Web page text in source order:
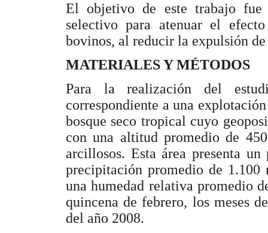
El objetivo de este trabajo fue
selectivo para atenuar el
bovinos, al reducir la expulsión
MATERIALES Y MÉTODOS
Para la realización del
correspondiente a una
bosque seco tropical cuyo
con una altitud promedio de
arcillosos. Esta área presenta
precipitación promedio de 1.100
una humedad relativa promedio
quincena de febrero, los meses
del año 2008.